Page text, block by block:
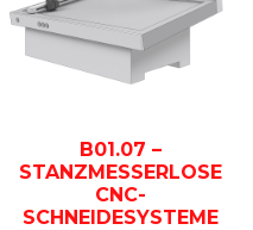
B01.07 –
STANZMESSERLOSE
CNC-
SCHNEIDESYSTEME